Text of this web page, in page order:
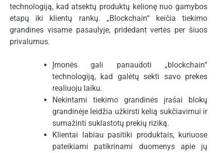
technologiją, kad atsektų produktų kelionę nuo gamybos
etapų iki klientų rankų. „Blockchain“ keičia tiekimo
grandines visame pasaulyje, pridedant vertės per šiuos
privalumus.
Įmonės gali panaudoti „blockchain“
technologiją, kad galėtų sekti savo prekes
realiuoju laiku.
Nekintami tiekimo grandinės įrašai blokų
grandinėje leidžia užkirsti kelią sukčiavimui ir
sumažinti suklastotų prekių riziką.
Klientai labiau pasitiki produktais, kuriuose
pateikiami patikrinami duomenys apie jų